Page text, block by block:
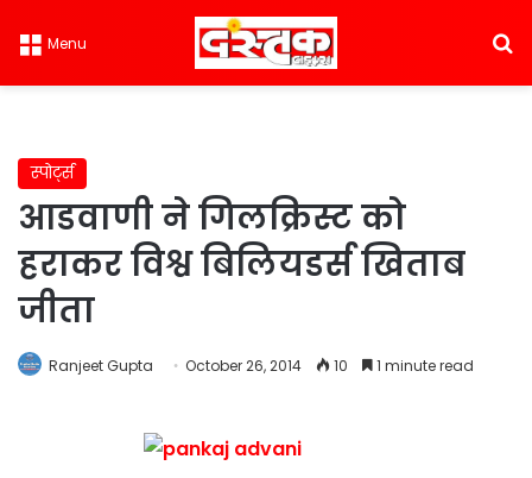
Menu
स्पोर्ट्स
आडवाणी ने गिलक्रिस्ट को
हराकर विश्व बिलियडर्स खिताब
जीता
Ranjeet Gupta October 26, 2014 10 1 minute read